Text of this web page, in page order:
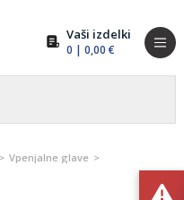
Vaši izdelki
0 | 0,00 €
Vpenjalne glave